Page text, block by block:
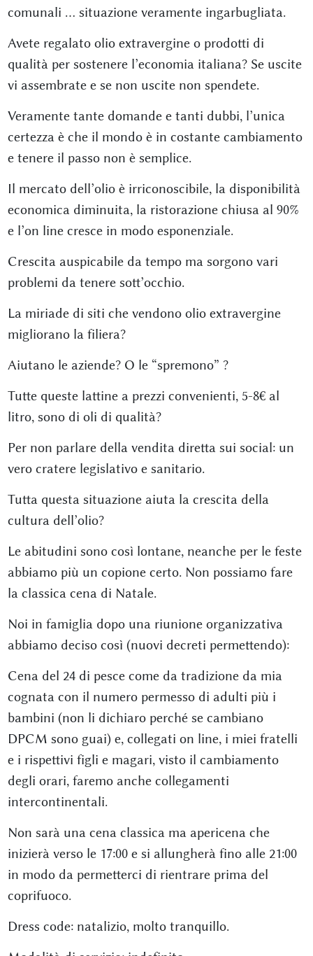
comunali … situazione veramente ingarbugliata.
Avete regalato olio extravergine o prodotti di
qualità per sostenere l’economia italiana? Se uscite
vi assembrate e se non uscite non spendete.
Veramente tante domande e tanti dubbi, l’unica
certezza è che il mondo è in costante cambiamento
e tenere il passo non è semplice.
Il mercato dell’olio è irriconoscibile, la disponibilità
economica diminuita, la ristorazione chiusa al 90%
e l’on line cresce in modo esponenziale.
Crescita auspicabile da tempo ma sorgono vari
problemi da tenere sott’occhio.
La miriade di siti che vendono olio extravergine
migliorano la filiera?
Aiutano le aziende? O le “spremono” ?
Tutte queste lattine a prezzi convenienti, 5-8€ al
litro, sono di oli di qualità?
Per non parlare della vendita diretta sui social: un
vero cratere legislativo e sanitario.
Tutta questa situazione aiuta la crescita della
cultura dell’olio?
Le abitudini sono così lontane, neanche per le feste
abbiamo più un copione certo. Non possiamo fare
la classica cena di Natale.
Noi in famiglia dopo una riunione organizzativa
abbiamo deciso così (nuovi decreti permettendo):
Cena del 24 di pesce come da tradizione da mia
cognata con il numero permesso di adulti più i
bambini (non li dichiaro perché se cambiano
DPCM sono guai) e, collegati on line, i miei fratelli
e i rispettivi figli e magari, visto il cambiamento
degli orari, faremo anche collegamenti
intercontinentali.
Non sarà una cena classica ma apericena che
inizierà verso le 17:00 e si allungherà fino alle 21:00
in modo da permetterci di rientrare prima del
coprifuoco.
Dress code: natalizio, molto tranquillo.